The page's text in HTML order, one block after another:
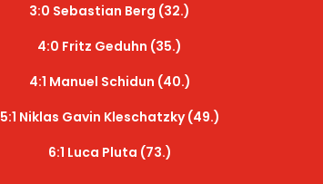
3:0 Sebastian Berg (32.)
4:0 Fritz Geduhn (35.)
4:1 Manuel Schidun (40.)
5:1 Niklas Gavin Kleschatzky (49.)
6:1 Luca Pluta (73.)